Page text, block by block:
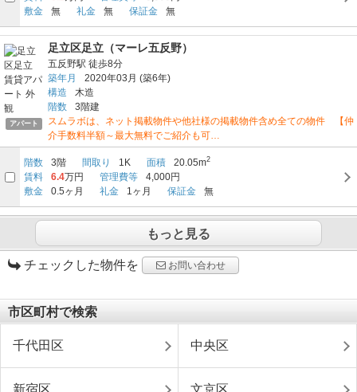
敷金
無 礼金 無 保証金 無
アパート
足立区足立（マーレ五反野）
五反野駅 徒歩8分
築年月
2020年03月 (築6年)
構造
木造
階数
3階建
スムラボは、ネット掲載物件や他社様の掲載物件含め全ての物件 【仲
介手数料半額～最大無料でご紹介も可…
階数 3階 間取り 1K 面積 20.05m2
賃料 6.4万円 管理費等
4,000円
敷金
0.5ヶ月 礼金 1ヶ月 保証金 無
もっと見る
チェックした物件を お問い合わせ
市区町村で検索
千代田区 中央区
新宿区 文京区